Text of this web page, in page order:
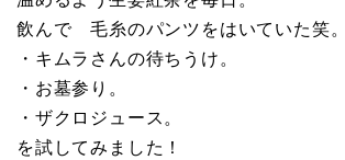
飲んで 毛糸のパンツをはいていた笑。
・キムラさんの待ちうけ。
・お墓参り。
・ザクロジュース。
を試してみました！